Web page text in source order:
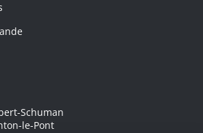
Schuman
le-Pont